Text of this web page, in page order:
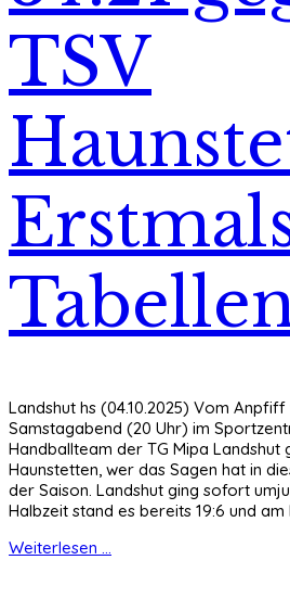
TSV
Landshut hs (04.10.2025) Vom
Samstagabend (20 Uhr) im
Handballteam der TG Mipa Landshut
Haunstetten, wer das Sagen hat in
der Saison. Landshut ging sofort
Halbzeit stand es bereits 19:6 und am
Weiterlesen ...